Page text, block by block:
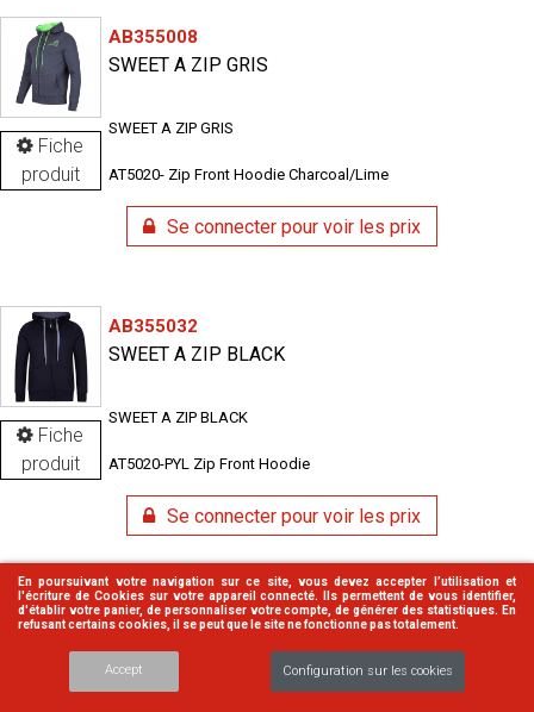
En poursuivant votre navigation sur ce site, vous devez accepter l’utilisation et
l'écriture de Cookies sur votre appareil connecté. Ils permettent de vous identifier,
d'établir votre panier, de personnaliser votre compte, de générer des statistiques. En
refusant certains cookies, il se peut que le site ne fonctionne pas totalement.
Accept Configuration sur les cookies
Fiche
produit
AB355008
SWEET A ZIP GRIS
SWEET A ZIP GRIS
AT5020- Zip Front Hoodie Charcoal/Lime
Se connecter pour voir les prix
Fiche
produit
AB355032
SWEET A ZIP BLACK
SWEET A ZIP BLACK
AT5020-PYL Zip Front Hoodie
Se connecter pour voir les prix
CLIPH